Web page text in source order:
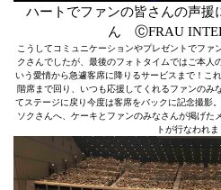
ハートでファンの皆さんの声援
ん ⒸFRAU
こうしてコミュニケーションやプレゼントでファ
クさんでしたが、最後のフォトタイムではご本人
いう愛情から急遽客席に降りるサービスまで！こ
階席まで回り、いつも応援してくれるファンのみ
てステージに戻り今度は客席をバックに記念撮影
ソクさんへ、ケーキとファンのみなさんが掲げた
トが行なわれま